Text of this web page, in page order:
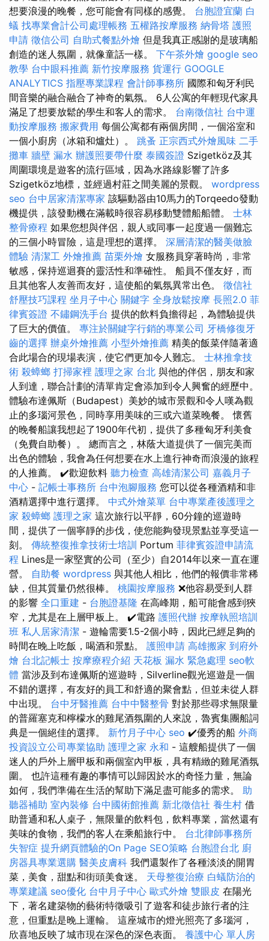
想要浪漫的晚餐，您可能會有同樣的感覺。 台胞證宜蘭 白
蟻 找專業會計公司處理帳務 五權路按摩服務 納骨塔 護照
申請 徵信公司 自助式餐點外燴 但是我真正感謝的是玻璃船
創造的迷人氛圍，就像童話一樣。 下午茶外燴 google seo
教學 台中眼科推薦 新竹按摩服務 貨運行 GOOGLE
ANALYTICS 指壓專業課程 會計師事務所 國際和匈牙利民
間音樂的融合融合了神奇的氣氛。 6人公寓的年輕現代家具
滿足了想要放鬆的學生和客人的需求。 台南徵信社 台中運
動按摩服務 搬家費用 每個公寓都有兩個房間，一個浴室和
一個小廚房（冰箱和爐灶）。 跳蚤 正宗西式外燴風味 二手
攤車 牆壁 漏水 辦護照要帶什麼 泰國簽證 Szigetköz及其
周圍環境是遊客的流行區域，因為水路線影響了許多
Szigetköz地標，並經過村莊之間美麗的景觀。 wordpress
seo 台中居家清潔專家 該驅動器由10馬力的Torqeedo發動
機提供，該發動機在滿載時很容易移動雙體船船體。 士林
整骨療程 如果您想與伴侶，親人或同事一起度過一個難忘
的三個小時冒險，這是理想的選擇。 深層清潔的醫美做臉
體驗 清潔工 外燴推薦 苗栗外燴 女服務員穿著時尚，非常
敏感，保持巡迴賽的靈活性和準確性。 船員不僅友好，而
且其他客人友善而友好，這使船的氣氛異常出色。 徵信社
舒壓技巧課程 坐月子中心 關鍵字 全身放鬆按摩 長照2.0 菲
律賓簽證 不鏽鋼洗手台 提供的飲料負擔得起，為體驗提供
了巨大的價值。 專注於關鍵字行銷的專業公司 牙橋修復牙
齒的選擇 辦桌外燴推薦 小型外燴推薦 精美的飯菜伴隨著適
合此場合的現場表演，使它們更加令人難忘。 士林推拿技
術 殺蟑螂 打掃家裡 護理之家 台北 與他的伴侶，朋友和家
人到達，聯合計劃的清單肯定會添加到令人興奮的經歷中。
體驗布達佩斯（Budapest）美妙的城市景觀和令人嘆為觀
止的多瑙河景色，同時享用美味的三或六道菜晚餐。 懷舊
的晚餐船讓我想起了1900年代初，提供了多種匈牙利美食
（免費自助餐）。 總而言之，林蔭大道提供了一個完美而
出色的體驗，我會為任何想要在水上進行神奇而浪漫的旅程
的人推薦。 ✔️歡迎飲料 聽力檢查 高雄清潔公司 嘉義月子
中心 - 記帳士事務所 台中泡腳服務 您可以從各種酒精和非
酒精選擇中進行選擇。 中式外燴菜單 台中專業產後護理之
家 殺蟑螂 護理之家 這次旅行以平靜，60分鐘的巡遊時
間，提供了一個寧靜的步伐，使您能夠發現景點並享受這一
刻。 傳統整復推拿技術士培訓 Portum 菲律賓簽證申請流
程 Lines是一家堅實的公司（至少）自2014年以來一直在運
營。 自助餐 wordpress 與其他人相比，他們的報價非常稀
缺，但其質量仍然很棒。 桃園按摩服務 ❌他容易受到人群
的影響 全口重建 - 台胞證基隆 在高峰期，船可能會感到狹
窄，尤其是在上層甲板上。 ✔️電路 護照代辦 按摩執照培訓
班 私人居家清潔 - 遊輪需要1.5-2個小時，因此已經足夠的
時間在晚上吃飯，喝酒和景點。 護照申請 高雄搬家 到府外
燴 台北記帳士 按摩療程介紹 天花板 漏水 緊急處理 seo軟
體 當涉及到布達佩斯的巡遊時，Silverline觀光巡遊是一個
不錯的選擇，有友好的員工和舒適的聚會點，但並未從人群
中出現。 台中牙醫推薦 台中中醫整骨 對於那些尋求無限量
的普羅塞克和檸檬水的雞尾酒氛圍的人來說，魯賓集團船詞
典是一個絕佳的選擇。 新竹月子中心 seo ✔️優秀的船 外商
投資設立公司專業協助 護理之家 永和 - 這艘船提供了一個
迷人的戶外上層甲板和兩個室內甲板，具有精緻的雞尾酒氛
圍。 也許這種有趣的事情可以歸因於水的奇怪力量，無論
如何，我們準備在生活的幫助下滿足盡可能多的需求。 助
聽器補助 室內裝修 台中國術館推薦 新北徵信社 養生村 借
助普通和私人桌子，無限量的飲料包，飲料專業，當然還有
美味的食物，我們的客人在乘船旅行中。 台北律師事務所
失智症 提升網頁體驗的On Page SEO策略 台胞證台北 廚
房器具專業選購 醫美皮膚科 我們還製作了各種淡淡的開胃
菜，美食，甜點和街頭美食迷。 天母整復治療 白蟻防治的
專業建議 seo優化 台中月子中心 歐式外燴 雙眼皮 在陽光
下，著名建築物的藝術特徵吸引了遊客和徒步旅行者的注
意，但重點是晚上運輸。 這座城市的燈光照亮了多瑙河，
欣喜地反映了城市現在深色的深色表面。 養護中心 單人房